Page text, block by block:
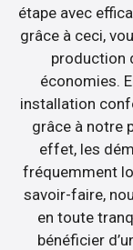
étape avec
grâce à ceci,
production
économies.
installation
grâce à notre
effet, les
fréquemment
savoir-faire,
en toute
bénéficier